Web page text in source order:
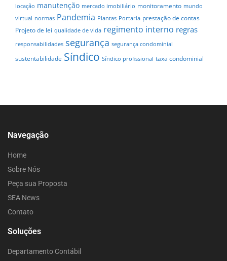
locação manutenção mercado imobiliário monitoramento mundo
virtual normas Pandemia Plantas Portaria prestação de contas
Projeto de lei qualidade de vida regimento interno regras
responsabilidades segurança segurança condominial
sustentabilidade Síndico Síndico profissional taxa condominial
Navegação
Home
Sobre Nós
Peça sua Proposta
SEA News
Contato
Soluções
Departamento Contábil